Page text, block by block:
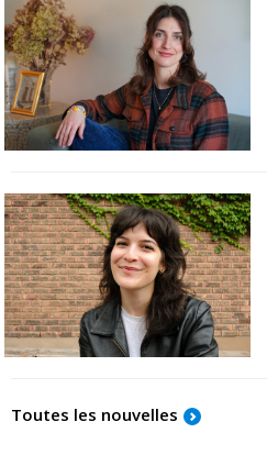
Toutes les nouvelles